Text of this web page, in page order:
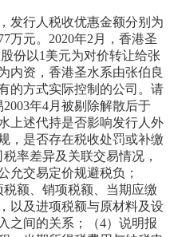
行人税收优惠金额分别为
万元。2020年2月，香港圣
份以1美元为对价转让给张
内资，香港圣水系由张伯良
的方式实际控制的公司。请
年4月被剔除解散后于
上述代持是否影响发行人外
，是否存在税收处罚或补缴
率差异及关联交易情况，
允交易定价规避税负；
税额、销项税额、当期应缴
以及进项税额与原材料及设
之间的关系；（4）说明报